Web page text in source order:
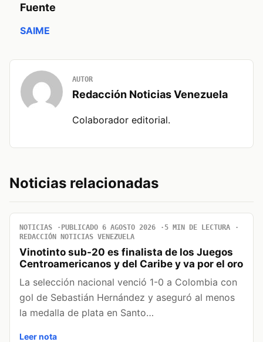
Fuente
SAIME
AUTOR
Redacción Noticias Venezuela
Colaborador editorial.
Noticias relacionadas
NOTICIAS PUBLICADO 6 AGOSTO 2026
5 MIN DE LECTURA
REDACCIÓN NOTICIAS VENEZUELA
Vinotinto sub-20 es finalista de los Juegos
Centroamericanos y del Caribe y va por el oro
La selección nacional venció 1-0 a Colombia con
gol de Sebastián Hernández y aseguró al menos
la medalla de plata en Santo…
Leer nota